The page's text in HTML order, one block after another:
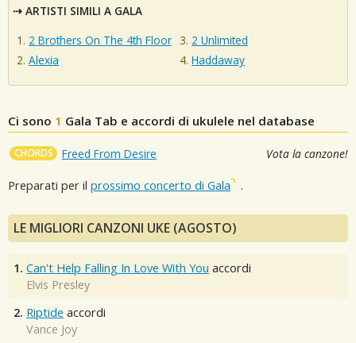
ARTISTI SIMILI A GALA
2 Brothers On The 4th Floor
Alexia
2 Unlimited
Haddaway
Ci sono 1 Gala Tab e accordi di ukulele nel database
CHORDS Freed From Desire Vota la canzone!
Preparati per il prossimo concerto di Gala .
LE MIGLIORI CANZONI UKE (AGOSTO)
1. Can't Help Falling In Love With You accordi
Elvis Presley
2. Riptide accordi
Vance Joy